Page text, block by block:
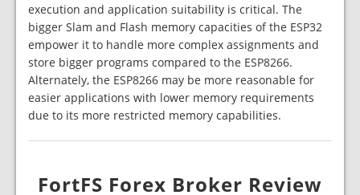
execution and application suitability is critical. The
bigger Slam and Flash memory capacities of the ESP32
empower it to handle more complex assignments and
store bigger programs compared to the ESP8266.
Alternately, the ESP8266 may be more reasonable for
easier applications with lower memory requirements
due to its more restricted memory capabilities.
FortFS Forex Broker Review